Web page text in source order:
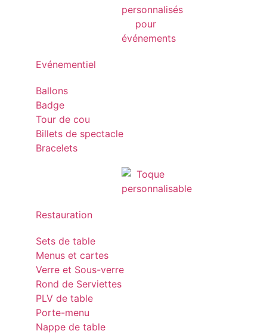
Evénementiel
Ballons
Badge
Tour de cou
Billets de spectacle
Bracelets
Restauration
Sets de table
Menus et cartes
Verre et Sous-verre
Rond de Serviettes
PLV de table
Porte-menu
Nappe de table